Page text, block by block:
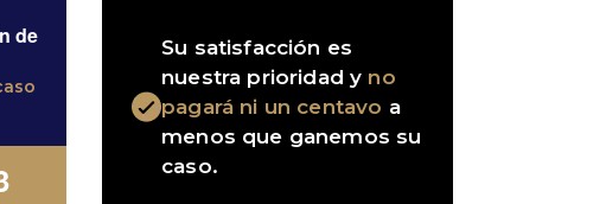
de
Su satisfacción es
nuestra prioridad y no
pagará ni un centavo a
menos que ganemos su
caso.